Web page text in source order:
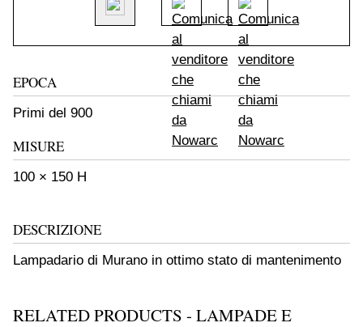
EPOCA
Primi del 900
MISURE
100 × 150 H
DESCRIZIONE
Lampadario di Murano in ottimo stato di mantenimento
RELATED PRODUCTS - LAMPADE E